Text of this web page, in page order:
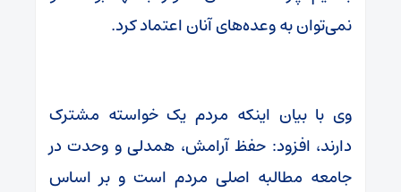
نمی‌توان به وعده‌های آنان اعتماد کرد.
وی با بیان اینکه مردم یک خواسته مشترک
دارند، افزود: حفظ آرامش، همدلی و وحدت در
جامعه مطالبه اصلی مردم است و بر اساس